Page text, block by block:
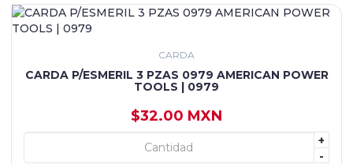
CARDA
CARDA P/ESMERIL 3 PZAS 0979 AMERICAN POWER
TOOLS | 0979
$32.00 MXN
+
-
+ AGREGAR